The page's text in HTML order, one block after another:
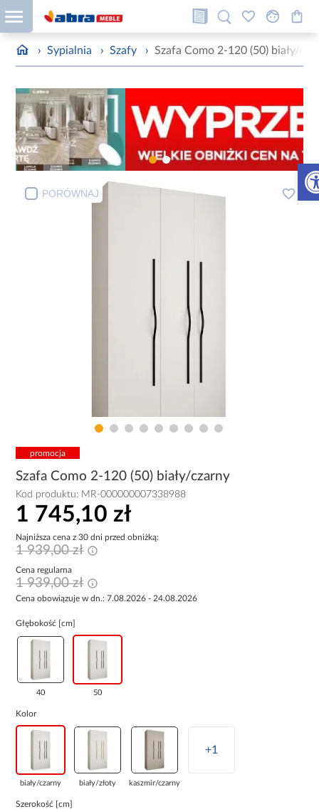
› Sypialnia › Szafy › Szafa Como 2-120 (50) biały/
PORÓWNAJ
promocja
Szafa Como 2-120 (50) biały/czarny
Kod produktu: MR-000000007338988
1 745,10 zł
Najniższa cena z 30 dni przed obniżką:
1 939,00 zł
Cena regularna
1 939,00 zł
Cena obowiązuje w dn.: 7.08.2026 - 24.08.2026
Głębokość [cm]
40 50
Kolor
biały/czarny biały/złoty kaszmir/czarny
+1
Szerokość [cm]